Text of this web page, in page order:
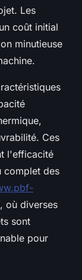
Les
coût initial
minutieuse
Ces
l'efficacité
complet des
, où diverses
sont
pour